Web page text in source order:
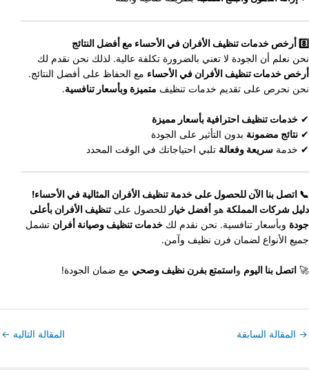
8️⃣ أرخص خدمات تنظيف الأفران في الأحساء مع أفضل النتائج
نحن نعلم أن الجودة لا تعني بالضرورة تكلفة عالية. لذلك نحن نقدم لك
أرخص خدمات تنظيف الأفران في الأحساء مع الحفاظ على أفضل النتائج.
نحن نحرص على تقديم خدمات تنظيف متميزة وبأسعار تنافسية.
✔ خدمات تنظيف احترافية بأسعار مميزة
✔ نتائج مضمونة بدون التأثير على الجودة
✔ خدمة سريعة وفعالة تلبي احتياجاتك في الوقت المحدد
📞 اتصل بنا الآن للحصول على خدمة تنظيف الأفران المثالية في الأحساء!
دليل شركات المملكة هو أفضل خيار للحصول على تنظيف الأفران بأعلى
جودة وبأسعار تنافسية. نحن نقدم لك خدمات تنظيف وصيانة أفران تشمل
جميع الأنواع لضمان فرن نظيف وآمن.
🚀 اتصل بنا اليوم و استمتع بفرن نظيف وصحي مع ضمان الجودة!
→ المقالة السابقة المقالة التالية ←